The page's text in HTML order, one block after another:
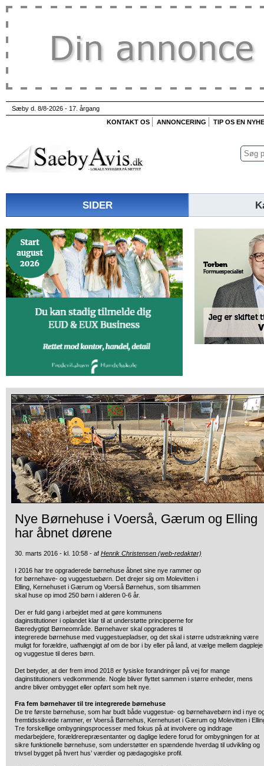
Sæby d. 8/8-2026 - 17. årgang
KONTAKT OS
ANNONCERING TIP OS EN
SIDER
Nye Børnehuse i Voerså, Gærum og Elling
har åbnet dørene
30. marts 2016 - kl. 10:58 - af Henrik Christensen (web-redaktør)
I 2016 har tre opgraderede børnehuse åbnet sine nye rammer op
for børnehave- og vuggestuebørn. Det drejer sig om Molevitten i
Elling, Kernehuset i Gærum og Voerså Børnehus, som tilsammen
skal huse op imod 250 børn i alderen 0-6 år.
Der er fuld gang i arbejdet med at gøre kommunens
daginstitutioner i oplandet klar til at understøtte principperne for
Bæredygtigt Børneområde. Børnehaver skal opgraderes til
integrerede børnehuse med vuggestuepladser, og det skal i større udstrækning være
muligt for forældre, uafhængigt af om de bor i by eller på land, at vælge mellem dagpleje
og vuggestue til deres børn.
Det betyder, at der frem imod 2018 er fysiske forandringer på vej for mange
daginstitutioners vedkommende. Nogle bliver flyttet sammen i større enheder, mens
andre bliver ombygget eller opført som helt nye.
Fra fem børnehaver til tre integrerede børnehuse
De tre første børnehuse, som har budt både vuggestue- og børnehavebørn ind i nye
fremtidssikrede rammer, er Voerså Børnehus, Kernehuset i Gærum og Molevitten i
Tre forskellige ombygningsprocesser med fokus på at involvere og inddrage
medarbejdere, forældrerepræsentanter og daglige ledere forud for ombygningen for at
sikre funktionelle børnehuse, som understøtter en spændende hverdag til udvikling og
trivsel bygget på hvert hus’ værdier og pædagogiske profil.